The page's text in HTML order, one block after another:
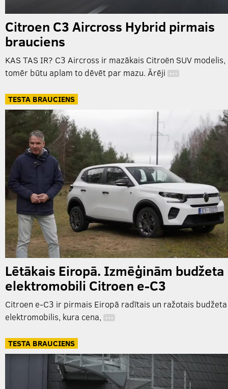
Citroen C3 Aircross Hybrid pirmais
brauciens
KAS TAS IR? C3 Aircross ir mazākais Citroën SUV modelis,
tomēr būtu aplam to dēvēt par mazu. Ārēji …
TESTA BRAUCIENS
Lētākais Eiropā. Izmēģinām budžeta
elektromobili Citroen e-C3
Citroen e-C3 ir pirmais Eiropā radītais un ražotais budžeta
elektromobilis, kura cena, …
TESTA BRAUCIENS